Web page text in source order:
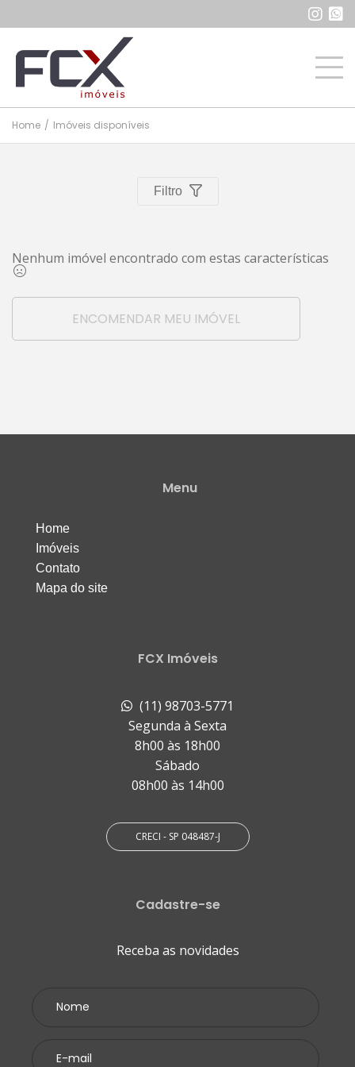
Home / Imóveis disponíveis
Filtro
Nenhum imóvel encontrado com estas características
ENCOMENDAR MEU IMÓVEL
Menu
Home
Imóveis
Contato
Mapa do site
FCX Imóveis
(11) 98703-5771
Segunda à Sexta
8h00 às 18h00
Sábado
08h00 às 14h00
CRECI - SP 048487-J
Cadastre-se
Receba as novidades